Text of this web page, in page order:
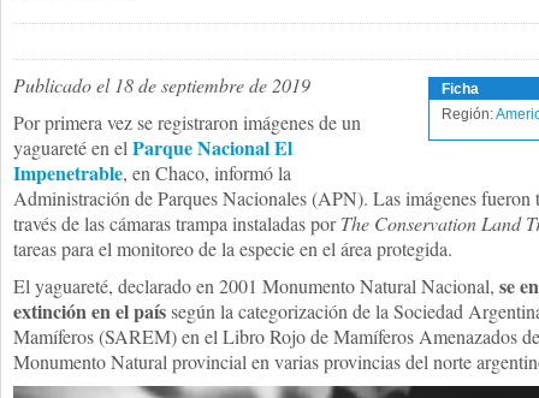
Ficha
Región:
Publicado el 18 de septiembre de 2019
Por primera vez se registraron imágenes de un
yaguareté en el Parque Nacional El
Impenetrable, en Chaco, informó la
Administración de Parques Nacionales (APN). Las imágenes fueron
través de las cámaras trampa instaladas porThe Conservation Land
tareas para el monitoreo de la especie en el área protegida.
El yaguareté, declarado en 2001 Monumento Natural Nacional, se
extinción en el paíssegún la categorización de la Sociedad
Mamíferos (SAREM) en el Libro Rojo de Mamíferos Amenazados
Monumento Natural provincial en varias provincias del norte